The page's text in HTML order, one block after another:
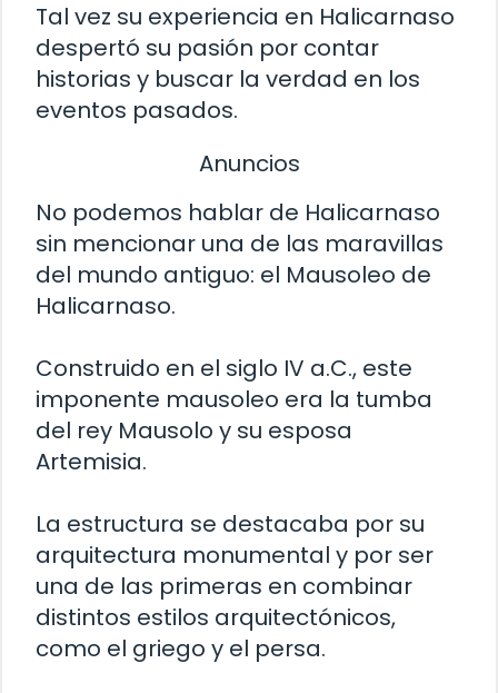
Tal vez su experiencia en Halicarnaso
despertó su pasión por contar
historias y buscar la verdad en los
eventos pasados.
Anuncios
No podemos hablar de Halicarnaso
sin mencionar una de las maravillas
del mundo antiguo: el Mausoleo de
Halicarnaso.
Construido en el siglo IV a.C., este
imponente mausoleo era la tumba
del rey Mausolo y su esposa
Artemisia.
La estructura se destacaba por su
arquitectura monumental y por ser
una de las primeras en combinar
distintos estilos arquitectónicos,
como el griego y el persa.